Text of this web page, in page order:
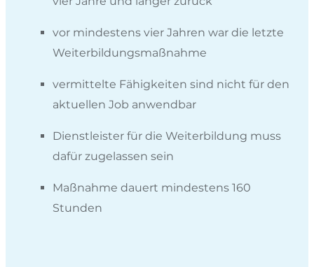
vor mindestens vier Jahren war die letzte
Weiterbildungsmaßnahme
vermittelte Fähigkeiten sind nicht für den
aktuellen Job anwendbar
Dienstleister für die Weiterbildung muss
dafür zugelassen sein
Maßnahme dauert mindestens 160
Stunden